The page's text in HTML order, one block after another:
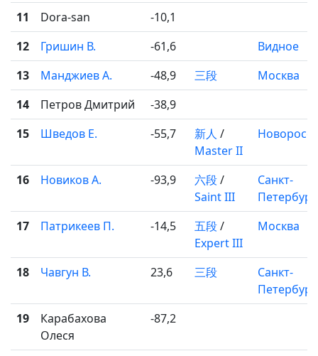
11
Dora-san
-10,1
12
Гришин В. -61,6
Видное
13
Манджиев А. -48,9 三段
Москва
14
Петров Дмитрий
-38,9
15
Шведов Е. -55,7 新人 /
Master II
16 Новиков А. -93,9 六段/
Saint III
Санкт-
Петербург
17
Патрикеев П. -14,5 五段/
Expert III
Москва
18 Чавгун В. 23,6 三段
Санкт-
Петербург
19
Карабахова
Олеся
-87,2